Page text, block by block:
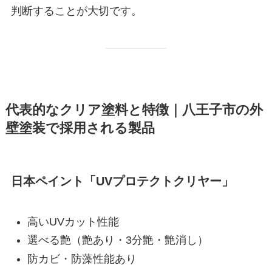
判断することが大切です。
代表的なクリア塗料と特徴｜八王子市の外
壁塗装で採用される製品
日本ペイント「UVプロテクトクリヤー」
高いUVカット性能
選べる艶（艶あり・3分艶・艶消し）
防カビ・防藻性能あり